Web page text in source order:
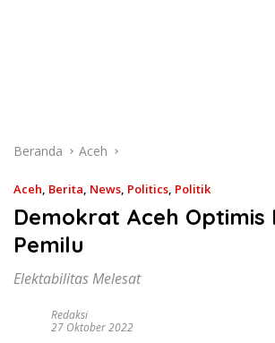
Beranda Aceh
Aceh, Berita, News, Politics, Politik
Demokrat Aceh Optimis
Pemilu
Elektabilitas Melesat
Redaksi
27 Oktober 2022